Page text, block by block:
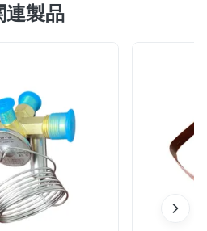
、電動コンプレッサー、LCD
連製品